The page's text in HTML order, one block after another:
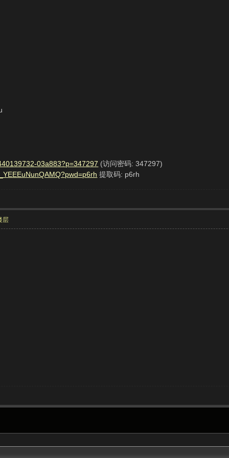
03a883?p=347297 (访问密码: 347297)
提取码: p6rh
层